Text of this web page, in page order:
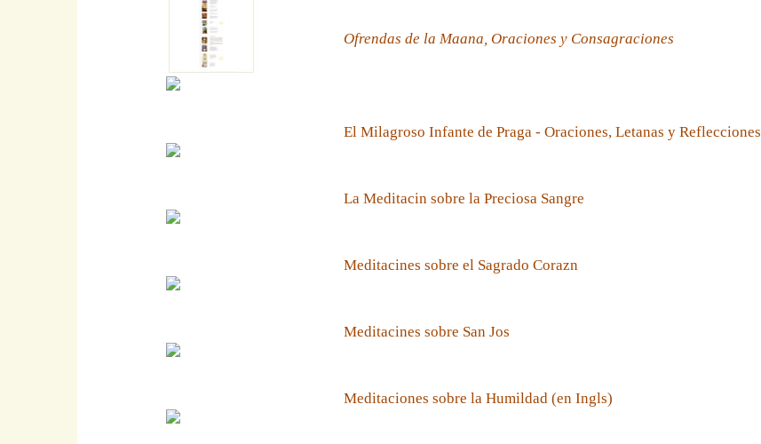
Ofrendas de la Maana, Oraciones y Consagraciones
El Milagroso Infante de Praga - Oraciones, Letanas y Reflecciones
La Meditacin sobre la Preciosa Sangre
Meditacines sobre el Sagrado Corazn
Meditacines sobre San Jos
Meditaciones sobre la Humildad (en Ingls)